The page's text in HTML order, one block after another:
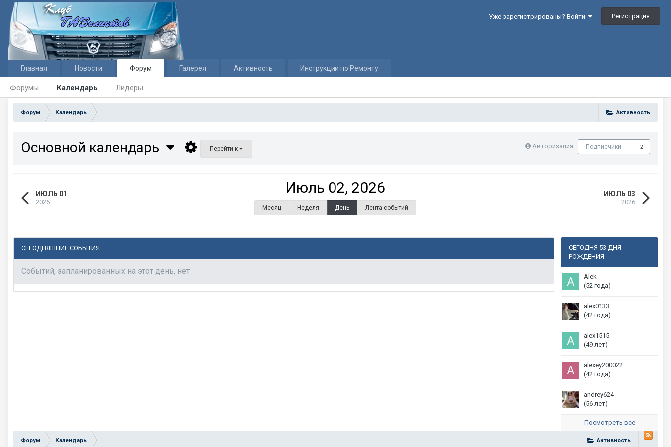
Уже зарегистрированы? Войти Регистрация
Главная Новости Форум
Форумы Календарь Лидеры
Галерея Активность Инструкции по Ремонту
Активность
Форум Календарь
Авторизация Подписчики 2
Основной календарь Перейти к
ИЮЛЬ 01
2026
Июль 02, 2026
Месяц Неделя День Лента событий
ИЮЛЬ 03
2026
СЕГОДНЯШНИЕ СОБЫТИЯ
Событий, запланированных на этот день, нет
СЕГОДНЯ 53 ДНЯ
РОЖДЕНИЯ
Alek
(52 года)
alex0133
(42 года)
alex1515
(49 лет)
alexey200022
(42 года)
andrey624
(56 лет)
Посмотреть все
Активность
Форум Календарь